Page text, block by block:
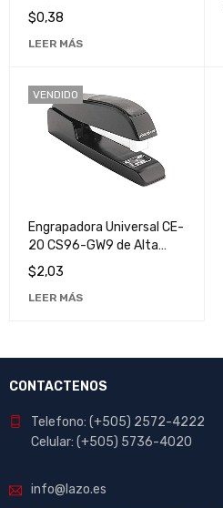
para Notas y Dibujos
$0,38
LEER MÁS
VENDIDO
Engrapadora Universal CE-
20 CS96-GW9 de Alta
Calidad para Uso
Profesional
$2,03
LEER MÁS
CONTACTENOS
Telefono: (+505) 2572-4222
Celular: (+505) 5736-4020
info@lazo.es